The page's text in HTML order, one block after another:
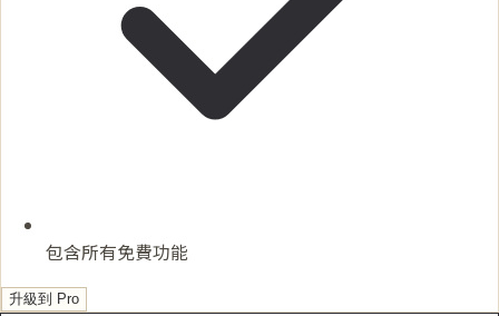
包含所有免費功能
升級到 Pro